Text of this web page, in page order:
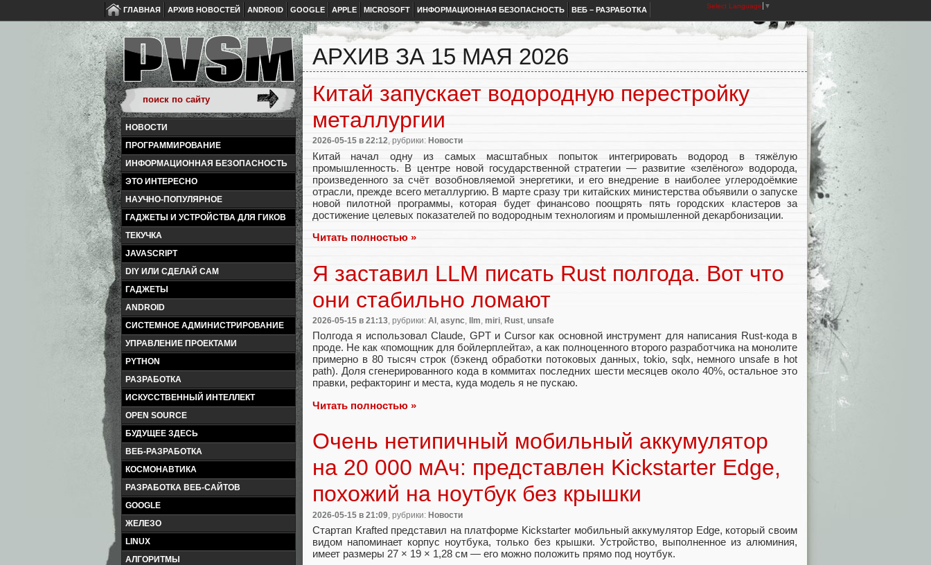
ГЛАВНАЯ АРХИВ НОВОСТЕЙ ANDROID GOOGLE APPLE MICROSOFT ИНФОРМАЦИОННАЯ БЕЗОПАСНОСТЬ ВЕБ – РАЗРАБОТКА Select Language ▼
НОВОСТИ
ПРОГРАММИРОВАНИЕ
ИНФОРМАЦИОННАЯ БЕЗОПАСНОСТЬ
ЭТО ИНТЕРЕСНО
НАУЧНО-ПОПУЛЯРНОЕ
ГАДЖЕТЫ И УСТРОЙСТВА ДЛЯ ГИКОВ
ТЕКУЧКА
JAVASCRIPT
DIY ИЛИ СДЕЛАЙ САМ
ГАДЖЕТЫ
ANDROID
СИСТЕМНОЕ АДМИНИСТРИРОВАНИЕ
УПРАВЛЕНИЕ ПРОЕКТАМИ
PYTHON
РАЗРАБОТКА
ИСКУССТВЕННЫЙ ИНТЕЛЛЕКТ
OPEN SOURCE
БУДУЩЕЕ ЗДЕСЬ
ВЕБ-РАЗРАБОТКА
КОСМОНАВТИКА
РАЗРАБОТКА ВЕБ-САЙТОВ
GOOGLE
ЖЕЛЕЗО
LINUX
АЛГОРИТМЫ
АРХИВ ЗА 15 МАЯ 2026
Китай запускает водородную перестройку
металлургии
2026-05-15 в 22:12, рубрики: Новости
Китай начал одну из самых масштабных попыток интегрировать водород в тяжёлую
промышленность. В центре новой государственной стратегии — развитие «зелёного» водорода,
произведенного за счёт возобновляемой энергетики, и его внедрение в наиболее углеродоёмкие
отрасли, прежде всего металлургию. В марте сразу три китайских министерства объявили о запуске
новой пилотной программы, которая будет финансово поощрять пять городских кластеров за
достижение целевых показателей по водородным технологиям и промышленной декарбонизации.
Читать полностью »
Я заставил LLM писать Rust полгода. Вот что
они стабильно ломают
2026-05-15 в 21:13 , рубрики: AI async llm miri Rust unsafe
Полгода я использовал Claude, GPT и Cursor как основной инструмент для написания Rust-кода в
проде. Не как «помощник для бойлерплейта», а как полноценного второго разработчика на монолите
примерно в 80 тысяч строк (бэкенд обработки потоковых данных, tokio, sqlx, немного unsafe в hot
path). Доля сгенерированного кода в коммитах последних шести месяцев около 40%, остальное это
правки, рефакторинг и места, куда модель я не пускаю.
Читать полностью »
Очень нетипичный мобильный аккумулятор
на 20 000 мАч: представлен Kickstarter Edge,
похожий на ноутбук без крышки
2026-05-15 в 21:09 , рубрики: Новости
Стартап Krafted представил на платформе Kickstarter мобильный аккумулятор Edge, который своим
видом напоминает корпус ноутбука, только без крышки. Устройство, выполненное из алюминия,
имеет размеры 27 × 19 × 1,28 см — его можно положить прямо под ноутбук.